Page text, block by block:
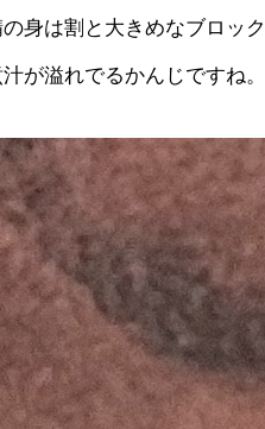
身は割と大きめなブロック
が溢れでるかんじですね。